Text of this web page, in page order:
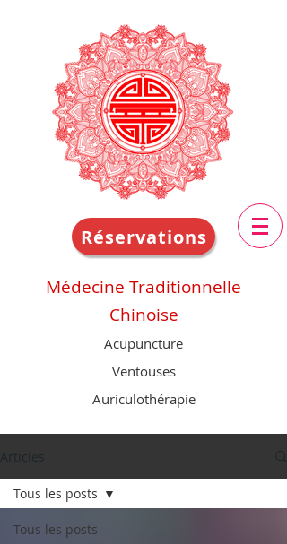
Réservations
Médecine Traditionnelle
Chinoise
Acupuncture
Ventouses
Auriculothérapie
Articles
Tous les posts
Tous les posts